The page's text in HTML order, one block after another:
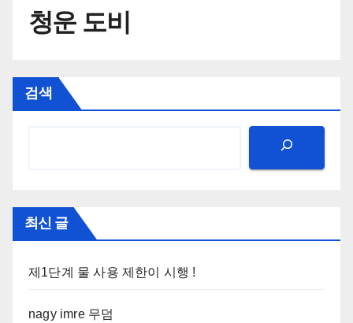
청운 도비
검색
최신 글
제1단계 물 사용 제한이 시행 !
nagy imre 무덤